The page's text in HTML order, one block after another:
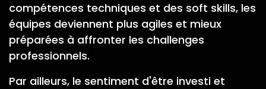
compétences techniques et des soft skills, les
équipes deviennent plus agiles et mieux
préparées à affronter les challenges
professionnels.
Par ailleurs, le sentiment d'être investi et